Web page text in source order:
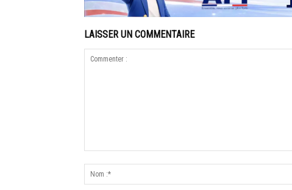
LAISSER UN COMMENTAIRE